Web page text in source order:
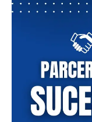
━
Free
Included for